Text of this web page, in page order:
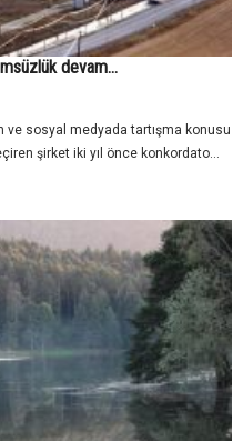
devam...
ve sosyal medyada tartışma konusu
şirket iki yıl önce konkordato...